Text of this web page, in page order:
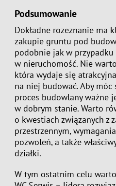
Podsumowanie
Dokładne rozeznanie ma
zakupie gruntu pod
podobnie jak w
w nieruchomość. Nie
która wydaje się
na niej budować. Aby móc
proces budowlany ważne
w dobrym stanie. Warto
o kwestiach związanych z
przestrzennym,
pozwoleń, a także
działki.
W tym ostatnim celu